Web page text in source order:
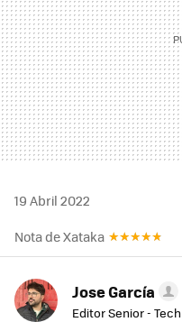
19 Abril 2022
Nota de Xataka
Jose García
Editor Senior - Tech